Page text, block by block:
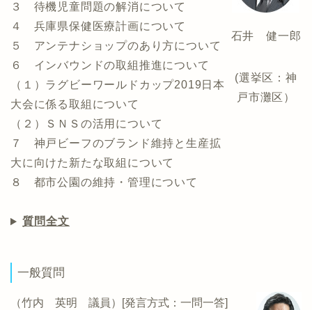
３ 待機児童問題の解消について
４ 兵庫県保健医療計画について
５ アンテナショップのあり方について
６ インバウンドの取組推進について
（１）ラグビーワールドカップ2019日本
大会に係る取組について
（２）ＳＮＳの活用について
７ 神戸ビーフのブランド維持と生産拡
大に向けた新たな取組について
８ 都市公園の維持・管理について
質問全文
石井 健一郎
(選挙区：神
戸市灘区）
一般質問
（竹内 英明 議員）[発言方式：一問一答]